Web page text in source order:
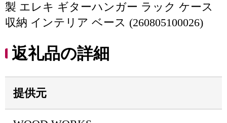
製 エレキ ギターハンガー ラック ケース
収納 インテリア ベース (260805100026)
返礼品の詳細
提供元